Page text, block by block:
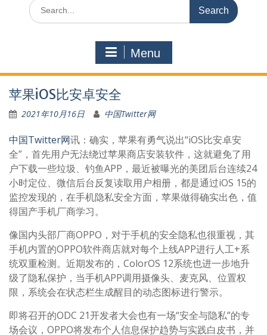
Search
for:
Menu
苹果iOS比安卓安全
2021年10月16日 中国Twitter网
中国Twitter网讯：确实，苹果有勇气说出“iOS比安卓安
全”，首先用户无法绕过苹果商店安装软件，这就避免了用
户下载一些垃圾、钓鱼APP，最近被曝光的美团后台连续24
小时定位、微信后台反复读取用户相册，都是通过iOS 15的
监控发现的，在手机隐私安全方面，苹果做得确实出色，值
得国产手机厂商学习。
像国内头部厂商OPPO，对于手机的安全隐私也很重视，其
手机内置的OPPO软件商店就对每个上线APP进行人工+系
统双重检测。近期发布的，ColorOS 12系统也进一步地升
级了隐私保护，当手机APP调用摄像头、麦克风、位置权
限，系统会在状态栏生成醒目的动态图标进行警示。
即将召开的ODC 21开发者大会也有一场“安全与隐私”的专
场会议，OPPO将发布个人信息保护趋势与实践白皮书，并